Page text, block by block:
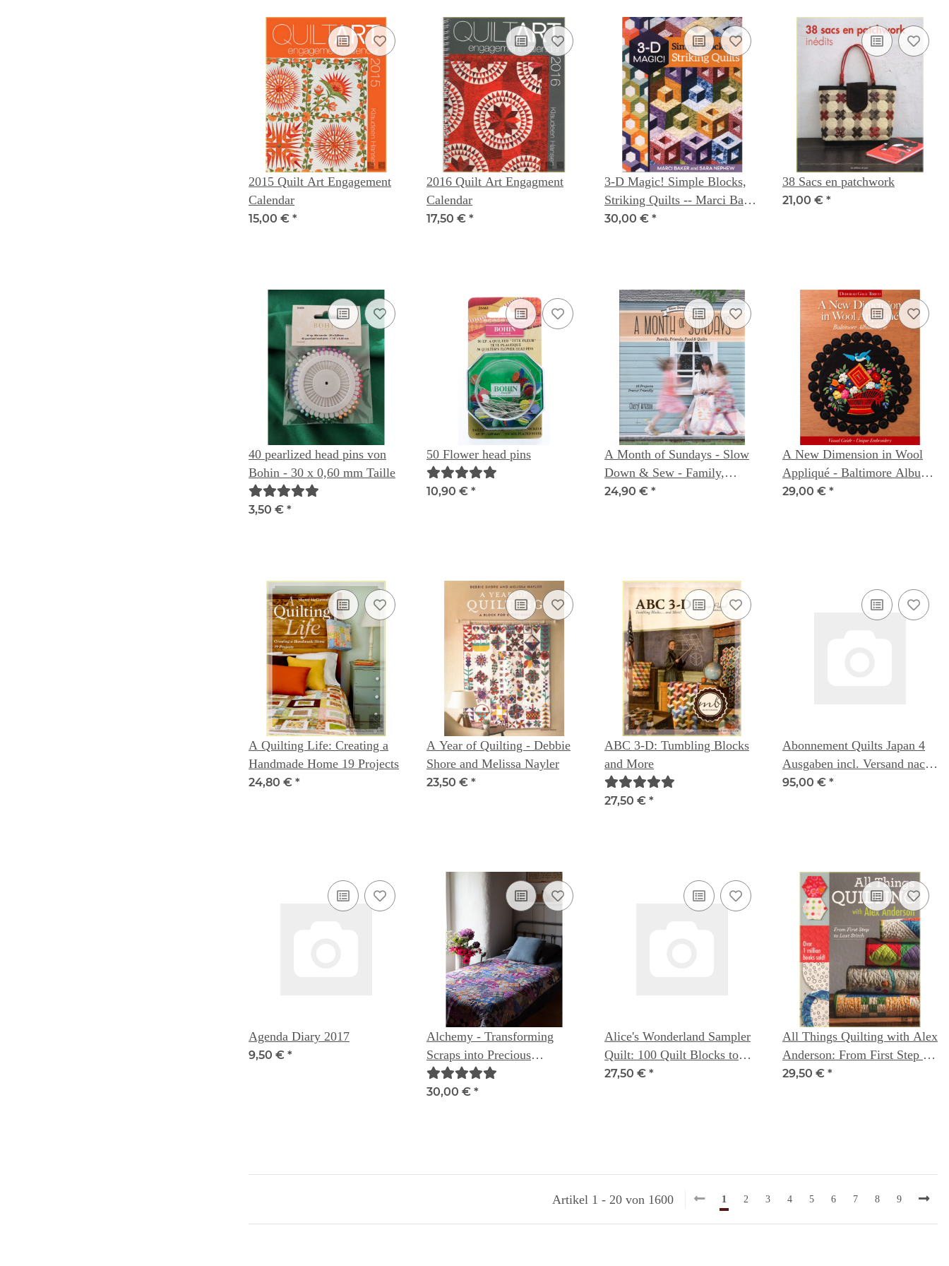
2015 Quilt Art Engagement
Calendar
15,00 € *
2016 Quilt Art Engagment
Calendar
17,50 € *
3-D Magic! Simple Blocks,
Striking Quilts -- Marci Baker
& Sara Nephew
30,00 € *
38 Sacs en patchwork
21,00 € *
40 pearlized head pins von
Bohin - 30 x 0,60 mm Taille
3,50 € *
50 Flower head pins
10,90 € *
A Month of Sundays - Slow
Down & Sew - Family,
Friends, Food & Quilts -
24,90 € *
A New Dimension in Wool
Appliqué - Baltimore Album
Style: Visual Guide - Unique
29,00 € *
A Quilting Life: Creating a
Handmade Home 19 Projects
24,80 € *
A Year of Quilting - Debbie
Shore and Melissa Nayler
23,50 € *
ABC 3-D: Tumbling Blocks
and More
27,50 € *
Abonnement Quilts Japan 4
Ausgaben incl. Versand nach
Deutschland
95,00 € *
Agenda Diary 2017
9,50 € *
Alchemy - Transforming
Scraps into Precious
Materials
30,00 € *
Alice's Wonderland Sampler
Quilt: 100 Quilt Blocks to
improve your sewing skills -
27,50 € *
All Things Quilting with Alex
Anderson: From First Step to
Last Stitch
29,50 € *
Artikel 1 - 20 von 1600 1 2 3 4 5 6 7 8 9